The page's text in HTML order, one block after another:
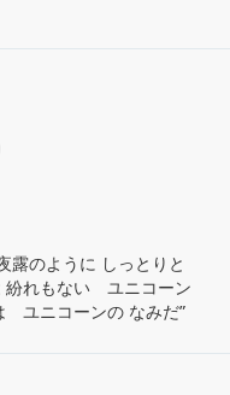
露のように しっとりと
れもない　ユニコーン